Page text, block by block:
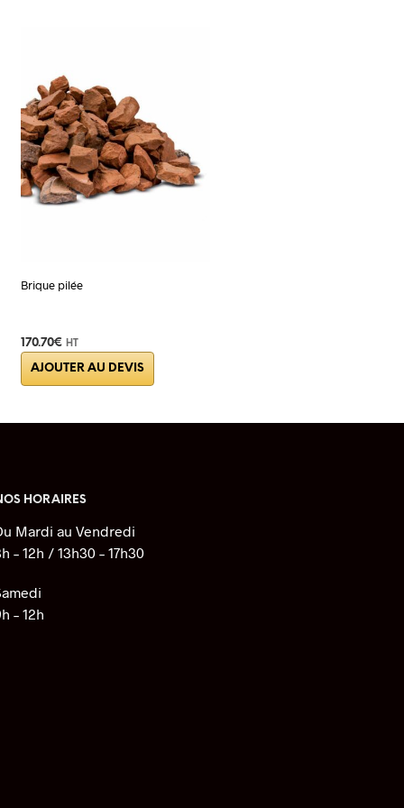
Brique pilée
170.70€ HT
AJOUTER AU DEVIS
HORAIRES
Mardi au Vendredi
– 12h / 13h30 – 17h30
– 12h